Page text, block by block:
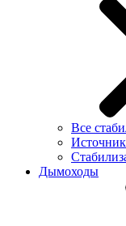
Все
Дымоходы